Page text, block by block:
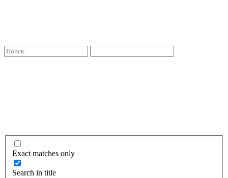
Exact matches only
Search in title